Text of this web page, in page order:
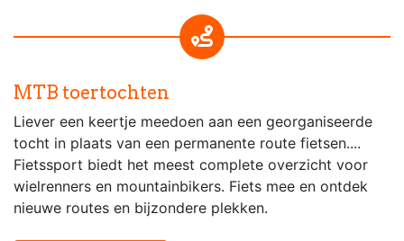
MTB toertochten
Liever een keertje meedoen aan een georganiseerde
tocht in plaats van een permanente route fietsen....
Fietssport biedt het meest complete overzicht voor
wielrenners en mountainbikers. Fiets mee en ontdek
nieuwe routes en bijzondere plekken.